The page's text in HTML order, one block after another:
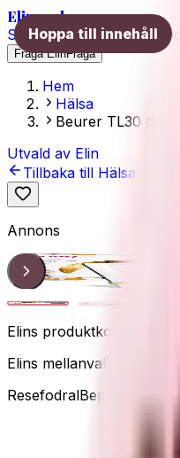
Hoppa till innehåll
Elins val
SkönhetHälsa Träning
Fråga ElinFråga
Hem
Hälsa
Beurer TL30
Utvald av Elin
Tillbaka till Hälsa
Annons
Produkt
1/ 3
Elins produktkoll
Elins mellanval
ResefodralBeprövad
Beurer TL30